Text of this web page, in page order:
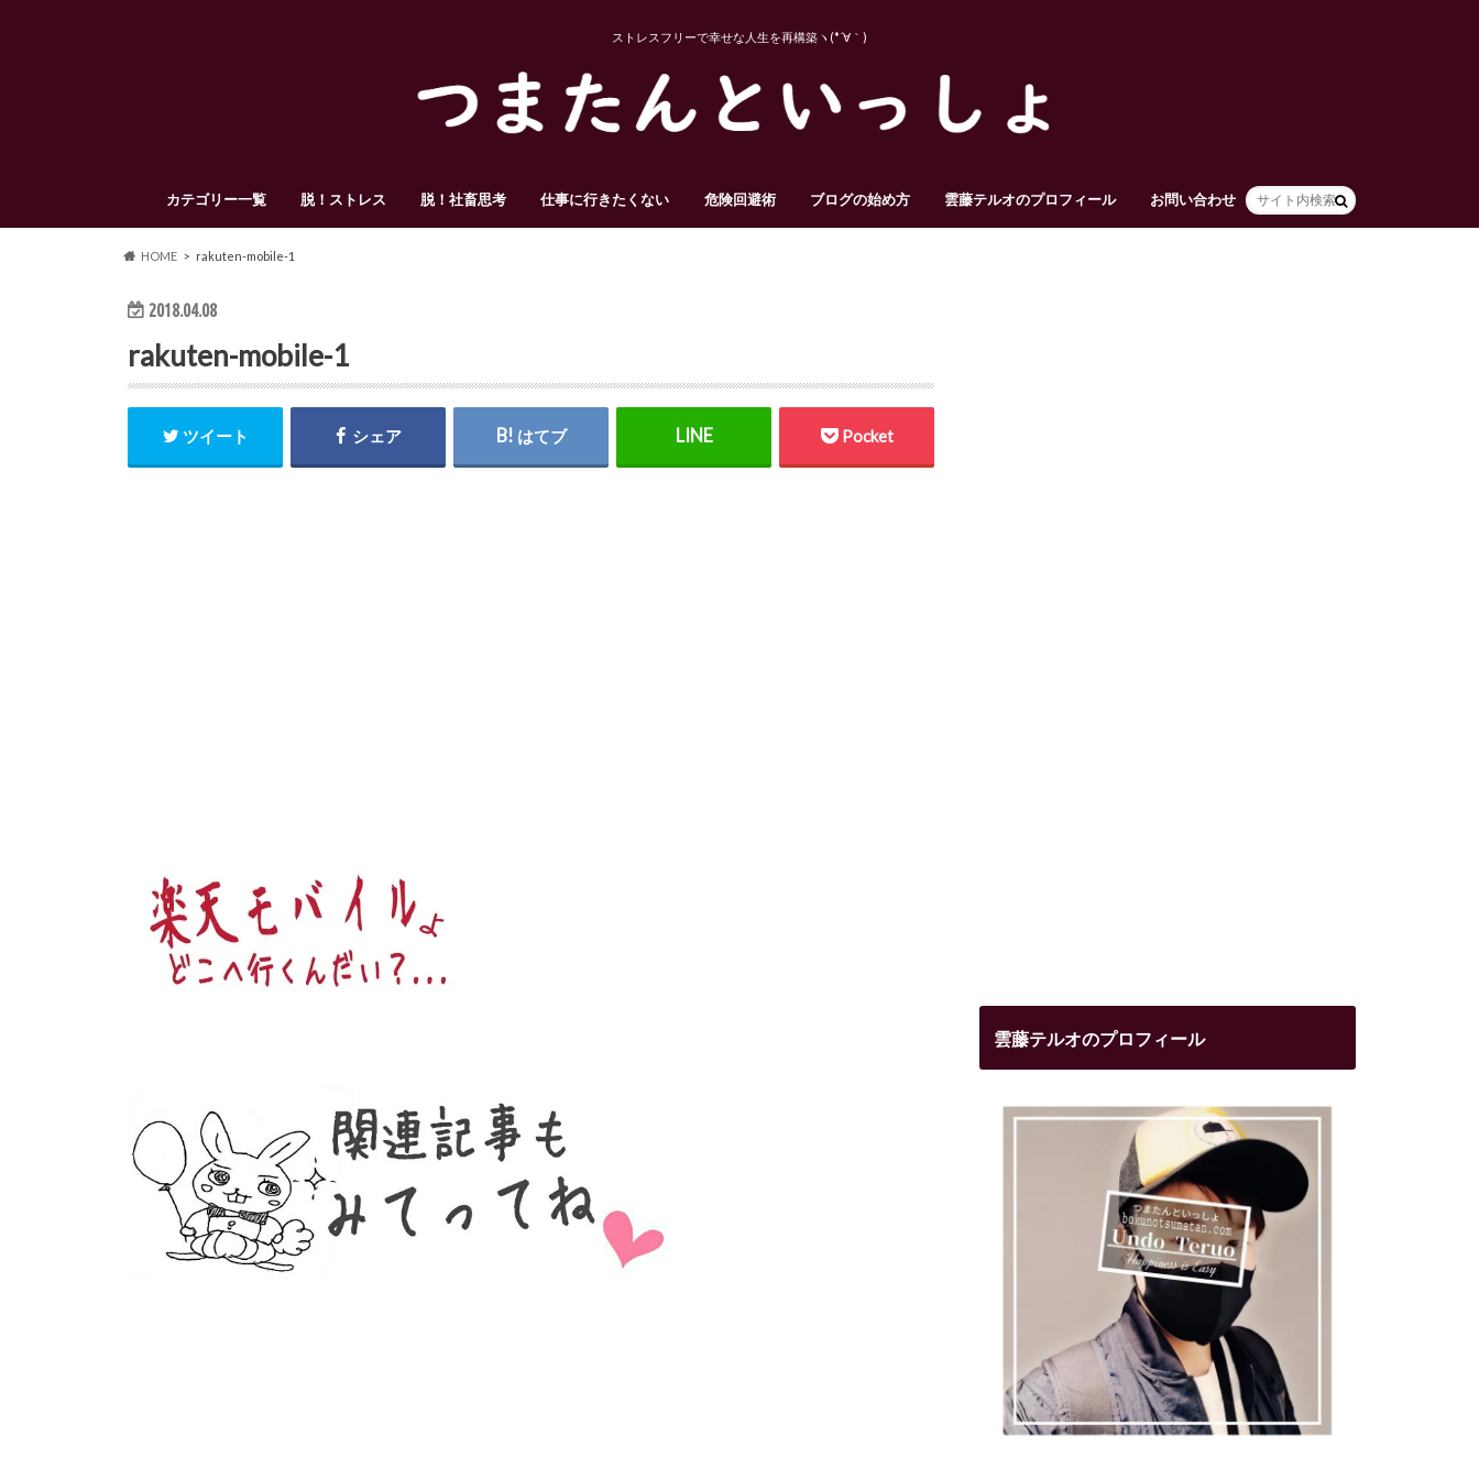
ストレスフリーで幸せな人生を再構築ヽ(*´∀｀)
カテゴリー一覧 脱！ストレス 脱！社畜思考 仕事に行きたくない 危険回避術 ブログの始め方 雲藤テルオのプロフィール お問い合わせ HOME
HOME rakuten-mobile-1
2018.04.08
rakuten-mobile-1
ツイート シェア はてブ Pocket
雲藤テルオのプロフィール